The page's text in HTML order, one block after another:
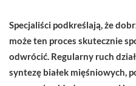
Specjaliści podkreślają, że
może ten proces skutecznie
odwrócić. Regularny ruch
syntezę białek mięśniowych,